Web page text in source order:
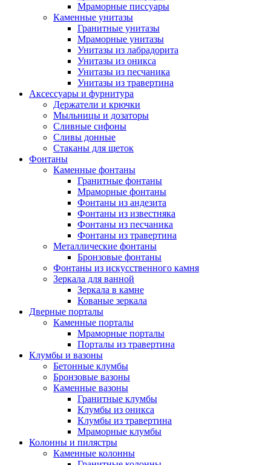
Мраморные писсуары
Каменные унитазы
Гранитные унитазы
Мраморные унитазы
Унитазы из лабрадорита
Унитазы из оникса
Унитазы из песчаника
Унитазы из травертина
Аксессуары и фурнитура
Держатели и крючки
Мыльницы и дозаторы
Сливные сифоны
Сливы донные
Стаканы для щеток
Фонтаны
Каменные фонтаны
Гранитные фонтаны
Мраморные фонтаны
Фонтаны из андезита
Фонтаны из известняка
Фонтаны из песчаника
Фонтаны из травертина
Металлические фонтаны
Бронзовые фонтаны
Фонтаны из искусственного камня
Зеркала для ванной
Зеркала в камне
Кованые зеркала
Дверные порталы
Каменные порталы
Мраморные порталы
Порталы из травертина
Клумбы и вазоны
Бетонные клумбы
Бронзовые вазоны
Каменные вазоны
Гранитные клумбы
Клумбы из оникса
Клумбы из травертина
Мраморные клумбы
Колонны и пилястры
Каменные колонны